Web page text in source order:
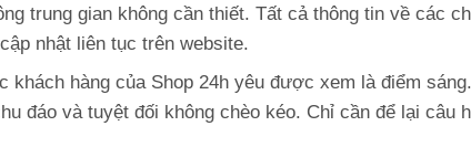
trung gian không cần thiết. Tất cả thông tin về các
nhật liên tục trên website.
hàng của Shop 24h yêu được xem là điểm
đáo và tuyệt đối không chèo kéo. Chỉ cần để lại câu